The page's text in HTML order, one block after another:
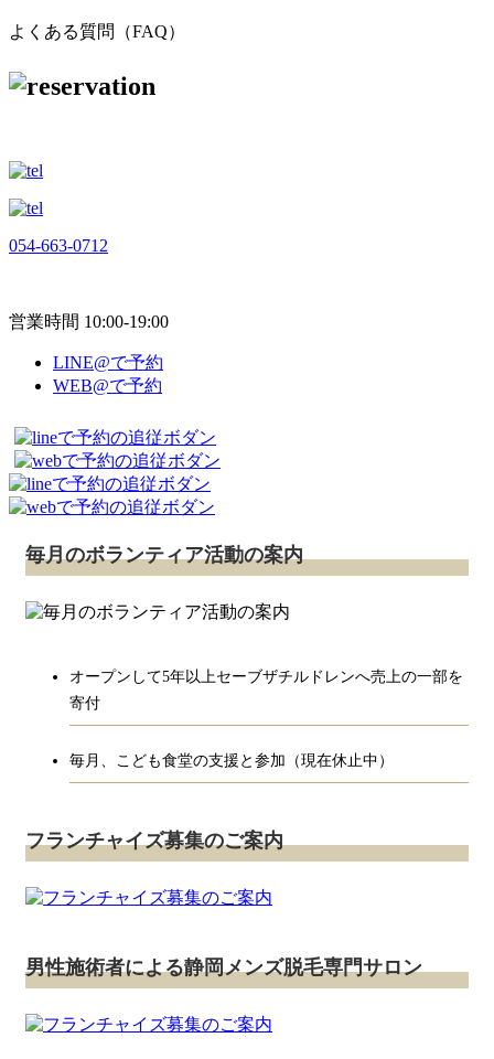
よくある質問（FAQ）
054-663-0712
営業時間 10:00-19:00
LINE@で予約
WEB@で予約
毎月のボランティア活動の案内
オープンして5年以上セーブザチルドレンへ売上の一部を
寄付
毎月、こども食堂の支援と参加（現在休止中）
フランチャイズ募集のご案内
男性施術者による静岡メンズ脱毛専門サロン